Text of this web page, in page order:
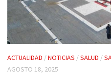
ACTUALIDAD /NOTICIAS /SALUD /
AGOSTO 18, 2025